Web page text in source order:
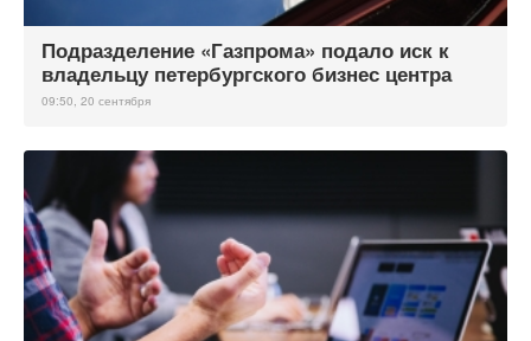
Подразделение «Газпрома» подало иск к
владельцу петербургского бизнес центра
09:50, 20 сентября